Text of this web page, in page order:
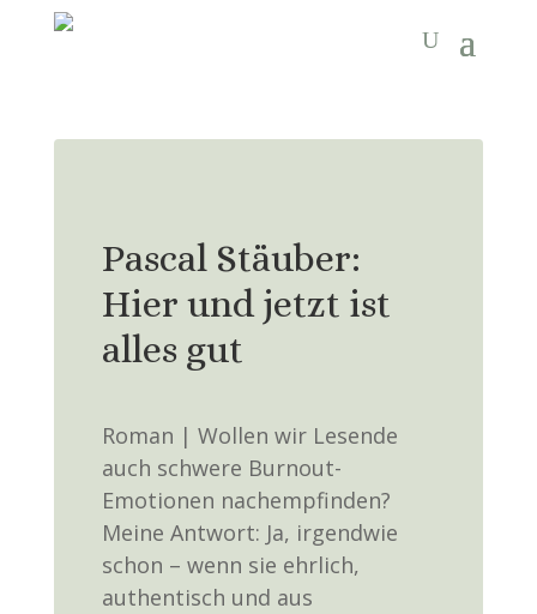
Pascal Stäuber:
Hier und jetzt ist
alles gut
Roman | Wollen wir Lesende
auch schwere Burnout-
Emotionen nachempfinden?
Meine Antwort: Ja, irgendwie
schon – wenn sie ehrlich,
authentisch und aus